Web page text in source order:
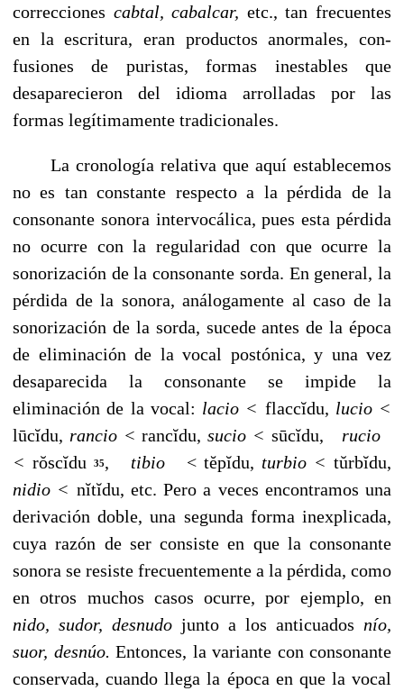
correcciones cabtal, cabalcar, etc., tan frecuentes
en la escritura, eran productos anormales, con­
fusiones de puristas, formas inestables que
desaparecieron del idioma arrolladas por las
formas legítimamente tradi­cionales.
La cronología relativa que aquí establecemos
no es tan constante respecto a la pérdida de la
consonante sonora intervocálica, pues esta pérdida
no ocurre con la regulari­dad con que ocurre la
sonorización de la consonante sor­da. En general, la
pérdida de la sonora, análogamente al caso de la
sonorización de la sorda, sucede antes de la época
de eliminación de la vocal postónica, y una vez
desapareci­da la consonante se impide la
eliminación de la vocal: lacio < flaccĭdu, lucio <
lūcĭdu, rancio <rancĭdu,sucio < sūcĭdu, rucio
< rŏscĭdu 35, tibio < tĕpĭdu, turbio < tŭrbĭdu,
nidio < nĭtĭdu, etc. Pero a veces encontramos una
derivación doble, una segunda for­ma inexplicada,
cuya razón de ser consiste en que la con­sonante
sonora se resiste frecuentemente a la pérdida, como
en otros muchos casos ocurre, por ejemplo, en
nido, sudor, desnudo junto a los anticuados nío,
suor, desnúo. Entonces, la variante con consonante
conservada, cuando llega la época en que la vocal